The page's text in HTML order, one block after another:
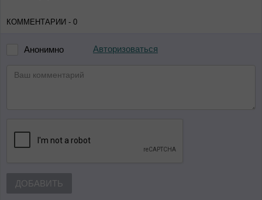
КОММЕНТАРИИ - 0
Анонимно Авторизоваться
ДОБАВИТЬ